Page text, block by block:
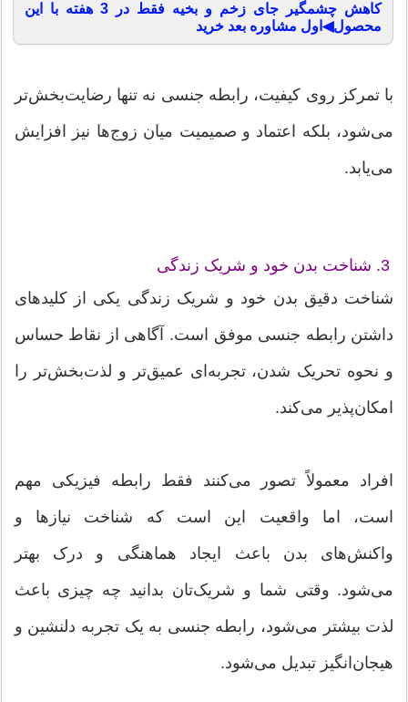
کاهش چشمگیر جای زخم و بخیه فقط در 3 هفته با این
محصول◀اول مشاوره بعد خرید
با تمرکز روی کیفیت، رابطه جنسی نه تنها رضایت‌بخش‌تر
می‌شود، بلکه اعتماد و صمیمیت میان زوج‌ها نیز افزایش
می‌یابد.
3. شناخت بدن خود و شریک زندگی
شناخت دقیق بدن خود و شریک زندگی یکی از کلیدهای
داشتن رابطه جنسی موفق است. آگاهی از نقاط حساس
و نحوه تحریک شدن، تجربه‌ای عمیق‌تر و لذت‌بخش‌تر را
امکان‌پذیر می‌کند.
افراد معمولاً تصور می‌کنند فقط رابطه فیزیکی مهم
است، اما واقعیت این است که شناخت نیازها و
واکنش‌های بدن باعث ایجاد هماهنگی و درک بهتر
می‌شود. وقتی شما و شریک‌تان بدانید چه چیزی باعث
لذت بیشتر می‌شود، رابطه جنسی به یک تجربه دلنشین و
هیجان‌انگیز تبدیل می‌شود.